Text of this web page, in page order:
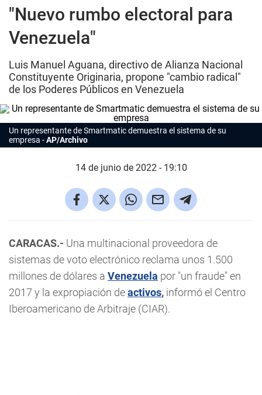
"Nuevo rumbo electoral para
Venezuela"
Luis Manuel Aguana, directivo de Alianza Nacional
Constituyente Originaria, propone "cambio radical"
de los Poderes Públicos en Venezuela
Un representante de Smartmatic demuestra el sistema de su
empresa
AP/Archivo
14 de junio de 2022 - 19:10
CARACAS.- Una multinacional proveedora de
sistemas de voto electrónico reclama unos 1.500
millones de dólares a Venezuela por "un fraude" en
2017 y la expropiación deactivos, informó el Centro
Iberoamericano de Arbitraje (CIAR).